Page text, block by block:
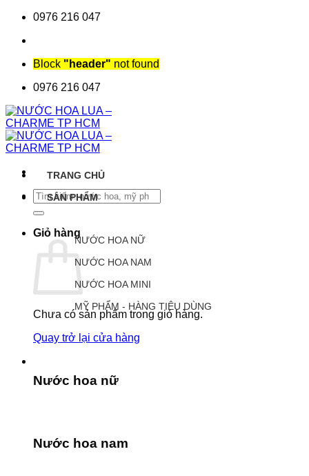
Chuyển0976 216 047
Block "header" not found
0976 216 047
Tìm
kiếm:
Giỏ hàng
Chưa có sản phẩm trong giỏ hàng.
Quay trở lại cửa hàng
TRANG CHỦ
SẢN PHẨM
NƯỚC HOA NỮ
NƯỚC HOA NAM
NƯỚC HOA MINI
MỸ PHẨM - HÀNG TIÊU DÙNG
Nước hoa nữ
Nước hoa nam